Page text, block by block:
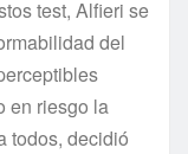
test, Alfieri se
del
en riesgo la
todos, decidió